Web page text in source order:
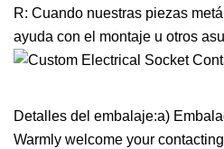
R: Cuando nuestras piezas
ayuda con el montaje u otros
Detalles del embalaje:a)
Warmly welcome your